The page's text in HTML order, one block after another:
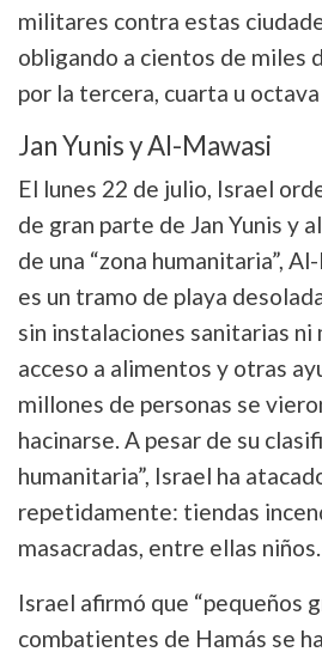
militares contra estas
obligando a cientos de miles
por la tercera, cuarta u
Jan Yunis y Al-Mawasi
El lunes 22 de julio, Israel
de gran parte de Jan Yunis y
de una “zona humanitaria”,
es un tramo de playa
sin instalaciones sanitarias ni
acceso a alimentos y otras
millones de personas se
hacinarse. A pesar de su
humanitaria”, Israel ha
repetidamente: tiendas
masacradas, entre ellas niños.
Israel afirmó que “pequeños
combatientes de Hamás se